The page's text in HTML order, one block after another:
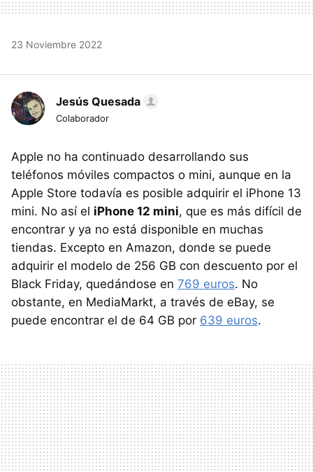
23 Noviembre 2022
Jesús Quesada
Colaborador
Apple no ha continuado desarrollando sus
teléfonos móviles compactos o mini, aunque en la
Apple Store todavía es posible adquirir el iPhone 13
mini. No así el iPhone 12 mini, que es más difícil de
encontrar y ya no está disponible en muchas
tiendas. Excepto en Amazon, donde se puede
adquirir el modelo de 256 GB con descuento por el
Black Friday, quedándose en 769 euros. No
obstante, en MediaMarkt, a través de eBay, se
puede encontrar el de 64 GB por 639 euros.